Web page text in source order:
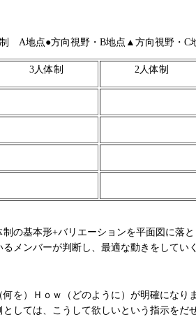
制 A地点●方向視野・B地点▲方向視野・C
3人体制 2人体制
の基本形+バリエーションを平面図に落
メンバーが判断し、最適な動きをしてい
を）Ｈｏｗ（どのように）が明確になり
しては、こうして欲しいという指示をだ